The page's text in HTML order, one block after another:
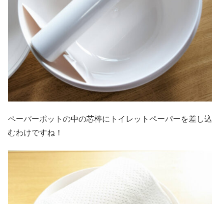
ペーパーポットの中の芯棒にトイレットペーパーを差し込
むわけですね！